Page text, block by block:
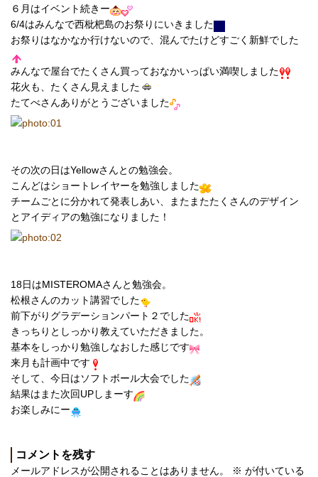
６月はイベント続きー
6/4はみんなで西枇杷島のお祭りにいきました
お祭りはなかなか行けないので、混んでたけどすごく新鮮でした
みんなで屋台でたくさん買っておなかいっぱい満喫しました
花火も、たくさん見えました
たてべさんありがとうございました
その次の日はYellowさんとの勉強会。
こんどはショートレイヤーを勉強しました
チームごとに分かれて発表しあい、またまたたくさんのデザイン
とアイディアの勉強になりました！
18日はMISTEROMAさんと勉強会。
松根さんのカット講習でした
前下がりグラデーションパート２でした
きっちりとしっかり教えていただきました。
基本をしっかり勉強しなおした感じです
来月も計画中です
そして、今日はソフトボール大会でした
結果はまた次回UPしまーす
お楽しみにー
コメントを残す
メールアドレスが公開されることはありません。 ※ が付いている